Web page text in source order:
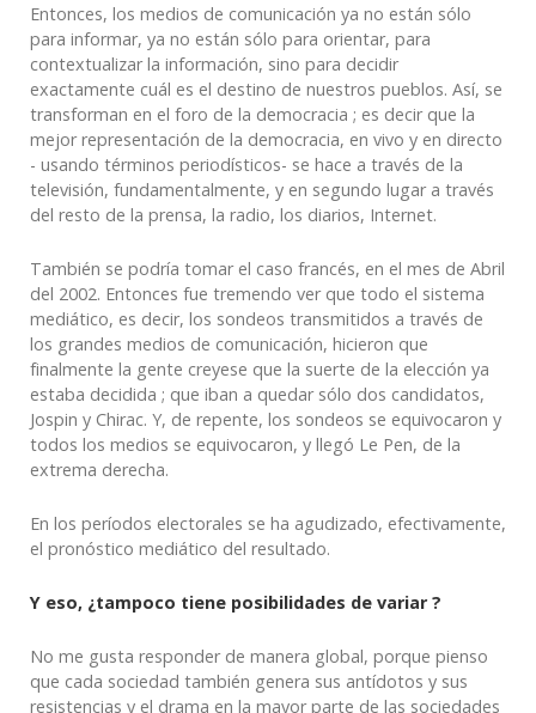
Entonces, los medios de comunicación ya no están sólo
para informar, ya no están sólo para orientar, para
contextualizar la información, sino para decidir
exactamente cuál es el destino de nuestros pueblos. Así, se
transforman en el foro de la democracia ; es decir que la
mejor representación de la democracia, en vivo y en directo
- usando términos periodísticos- se hace a través de la
televisión, fundamentalmente, y en segundo lugar a través
del resto de la prensa, la radio, los diarios, Internet.
También se podría tomar el caso francés, en el mes de Abril
del 2002. Entonces fue tremendo ver que todo el sistema
mediático, es decir, los sondeos transmitidos a través de
los grandes medios de comunicación, hicieron que
finalmente la gente creyese que la suerte de la elección ya
estaba decidida ; que iban a quedar sólo dos candidatos,
Jospin y Chirac. Y, de repente, los sondeos se equivocaron y
todos los medios se equivocaron, y llegó Le Pen, de la
extrema derecha.
En los períodos electorales se ha agudizado, efectivamente,
el pronóstico mediático del resultado.
Y eso, ¿tampoco tiene posibilidades de variar ?
No me gusta responder de manera global, porque pienso
que cada sociedad también genera sus antídotos y sus
resistencias y el drama en la mayor parte de las sociedades